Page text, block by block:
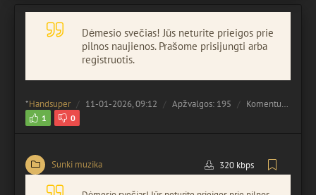
Dėmesio svečias! Jūs neturite prieigos prie
pilnos naujienos. Prašome prisijungti arba
registruotis.
*Handsuper 11-01-2026, 09:12 Apžvalgos: 195 Komentuota:
1 0
Sunki muzika 320 kbps